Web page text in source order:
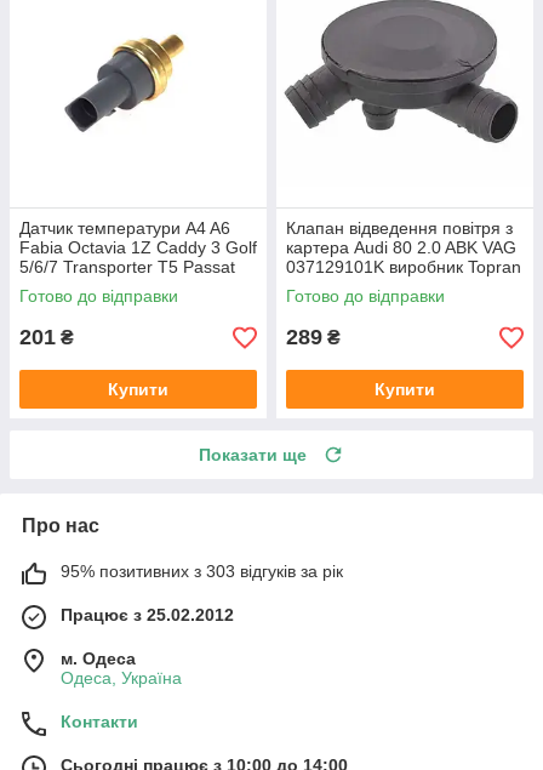
Датчик температури A4 A6
Fabia Octavia 1Z Caddy 3 Golf
5/6/7 Transporter T5 Passat
B6 (колір сірий)
Готово до відправки
201 ₴
Купити
Клапан відведення повітря з
картера Audi 80 2.0 ABK VAG
037129101K виробник Topran
Німеччина
Готово до відправки
289 ₴
Купити
Показати ще
Про нас
95% позитивних з 303 відгуків за рік
Працює з 25.02.2012
м. Одеса
Одеса, Україна
Контакти
Сьогодні працює з 10:00 до 14:00